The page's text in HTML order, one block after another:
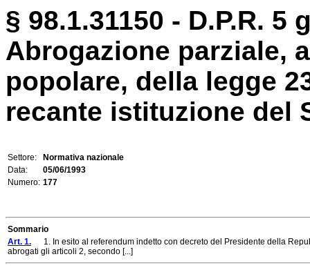
§ 98.1.31150 - D.P.R. 5
Abrogazione parziale,
popolare, della legge
recante istituzione del
Settore:
Normativa nazionale
Data:
05/06/1993
Numero: 177
Sommario
Art. 1. 1. In esito al referendum indetto con decreto del Presidente della
abrogati gli articoli 2, secondo [...]